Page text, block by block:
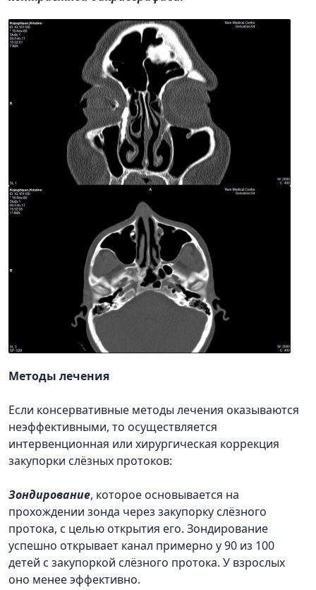
Методы лечения
Если консервативные методы лечения оказываются
неэффективными, то осуществляется
интервенционная или хирургическая коррекция
закупорки слёзных протоков:
Зондирование, которое основывается на
прохождении зонда через закупорку слёзного
протока, с целью открытия его. Зондирование
успешно открывает канал примерно у 90 из 100
детей с закупоркой слёзного протока. У взрослых
оно менее эффективно.